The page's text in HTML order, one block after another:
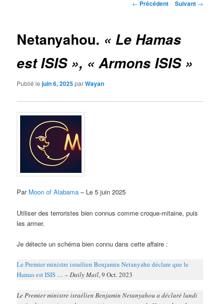
Navigation
← Précédent Suivant →
Netanyahou. « Le Hamas
est ISIS », « Armons ISIS »
Publié lejuin 6, 2025parWayan
Par Moon of Alabama – Le 5 juin 2025
Utiliser des terroristes bien connus comme croque-mitaine, puis
les armer.
Je détecte un schéma bien connu dans cette affaire :
Le Premier ministre israélien Benjamin Netanyahu déclare que le
Hamas est ISIS … –Daily Mail, 9 Oct. 2023
Le Premier ministre israélien Benjamin Netanyahou a déclaré lundi